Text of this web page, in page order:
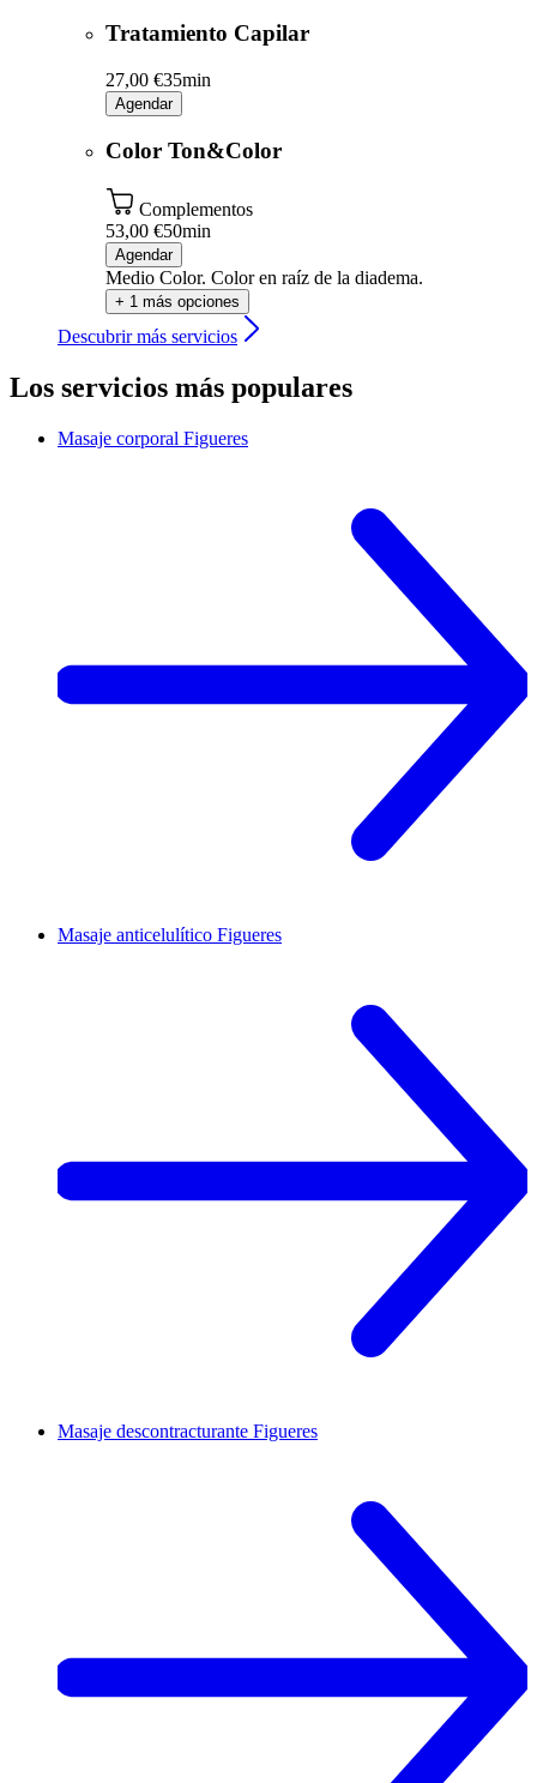
Tratamiento Capilar
27,00 €35min
Agendar
Color Ton&Color
Complementos
53,00 €50min
Agendar
Medio Color. Color en raíz de la diadema.
+ 1 más opciones
Descubrir más servicios
Los servicios más populares
Masaje corporal Figueres
Masaje anticelulítico Figueres
Masaje descontracturante Figueres